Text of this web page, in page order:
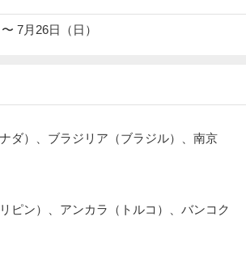
7月26日（日）
ダ）、ブラジリア（ブラジル）、南京
ピン）、アンカラ（トルコ）、バンコク